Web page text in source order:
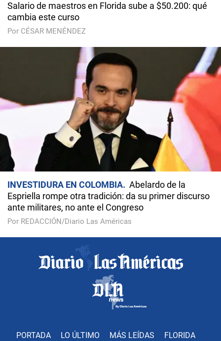
Salario de maestros en Florida sube a $50.200: qué
cambia este curso
Por CÉSAR MENÉNDEZ
INVESTIDURA EN COLOMBIA
Abelardo de la
Espriella rompe otra tradición: da su primer discurso
ante militares, no ante el Congreso
Por REDACCIÓN/Diario Las Américas
PORTADA LO ÚLTIMO MÁS LEÍDAS FLORIDA